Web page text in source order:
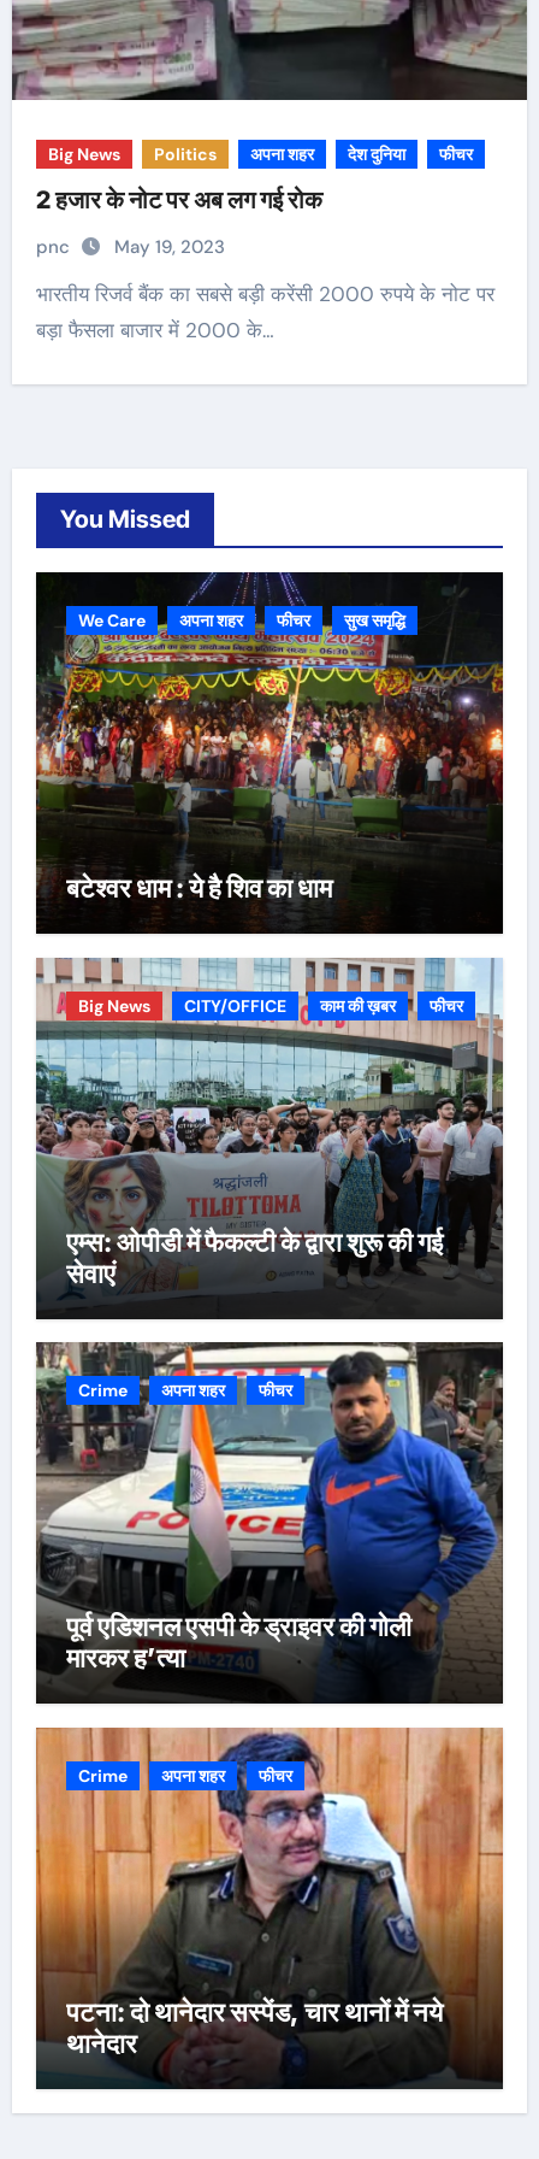
Big News Politics अपना शहर देश दुनिया फीचर
2 हजार के नोट पर अब लग गई रोक
pnc May 19, 2023
भारतीय रिजर्व बैंक का सबसे बड़ी करेंसी 2000 रुपये के नोट पर
बड़ा फैसला बाजार में 2000 के…
You Missed
We Care अपना शहर फीचर सुख समृद्धि
बटेश्वर धाम : ये है शिव का धाम
Big News CITY/OFFICE काम की ख़बर फीचर
एम्स: ओपीडी में फैकल्टी के द्वारा शुरू की गई
सेवाएं
Crime अपना शहर फीचर
पूर्व एडिशनल एसपी के ड्राइवर की गोली
मारकर ह’त्या
Crime अपना शहर फीचर
पटना: दो थानेदार सस्पेंड, चार थानों में नये
थानेदार